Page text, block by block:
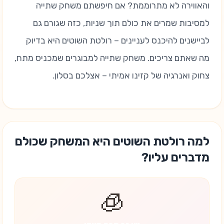
והאווירה לא מתרוממת? אם חיפשתם משחק שתייה
למסיבות שמרים את כולם תוך שניות, כזה שגורם גם
לביישנים להיכנס לעניינים – רולטת השוטים היא בדיוק
מה שאתם צריכים. משחק שתייה למבוגרים שמכניס מתח,
צחוק ואנרגיה של קזינו אמיתי – אצלכם בסלון.
למה רולטת השוטים היא המשחק שכולם
מדברים עליו?
🧊